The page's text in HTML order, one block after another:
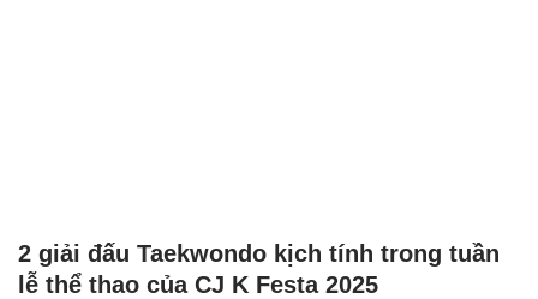
2 giải đấu Taekwondo kịch tính trong tuần
lễ thể thao của CJ K Festa 2025